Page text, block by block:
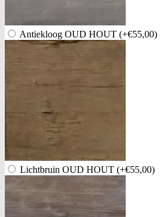
Antiekloog OUD HOUT (+€55,00)
Lichtbruin OUD HOUT (+€55,00)